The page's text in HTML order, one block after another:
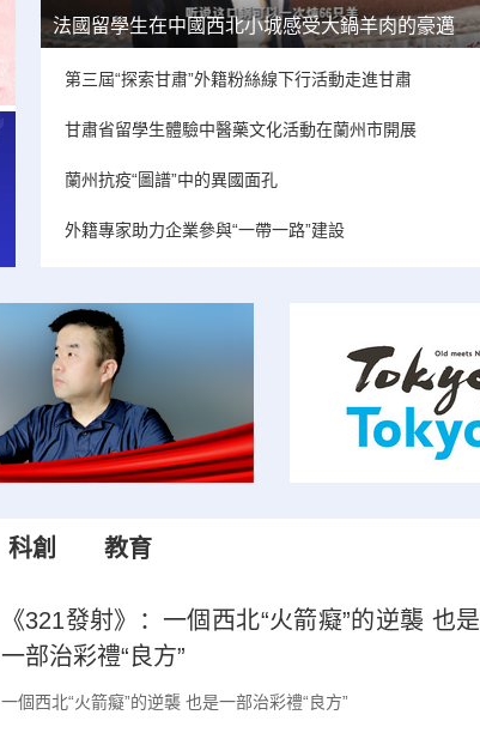
法國留學生在中國西北小城感受大鍋羊肉的豪邁
第三屆“探索甘肅”外籍粉絲線下行活動走進甘肅
甘肅省留學生體驗中醫藥文化活動在蘭州市開展
蘭州抗疫“圖譜”中的異國面孔
外籍專家助力企業參與“一帶一路”建設
科創 教育
《321發射》：一個西北“火箭癡”的逆襲 也是
一部治彩禮“良方”
一個西北“火箭癡”的逆襲 也是一部治彩禮“良方”